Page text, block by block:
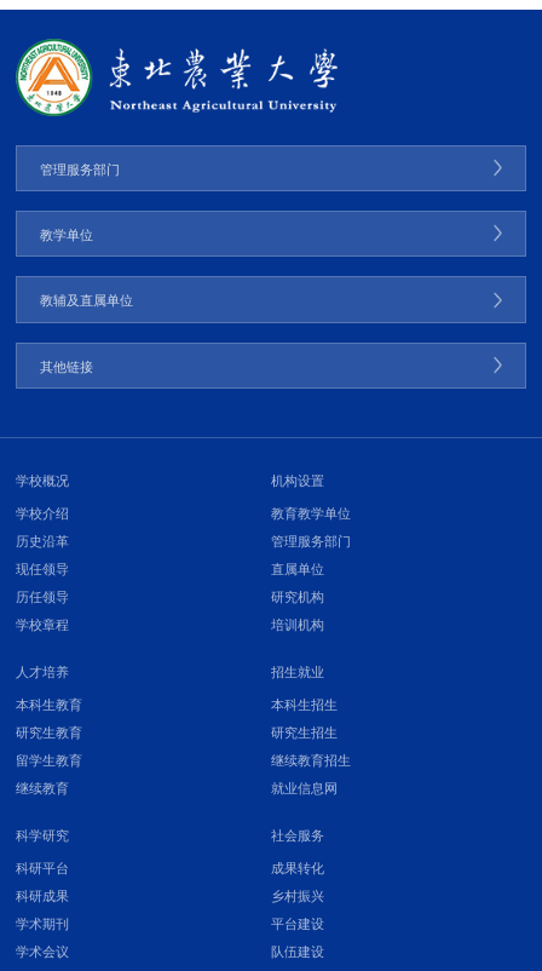
管理服务部门
教学单位
教辅及直属单位
其他链接
学校概况
学校介绍
历史沿革
现任领导
历任领导
学校章程
机构设置
教育教学单位
管理服务部门
直属单位
研究机构
培训机构
人才培养
本科生教育
研究生教育
留学生教育
继续教育
招生就业
本科生招生
研究生招生
继续教育招生
就业信息网
科学研究
科研平台
科研成果
学术期刊
学术会议
社会服务
成果转化
乡村振兴
平台建设
队伍建设